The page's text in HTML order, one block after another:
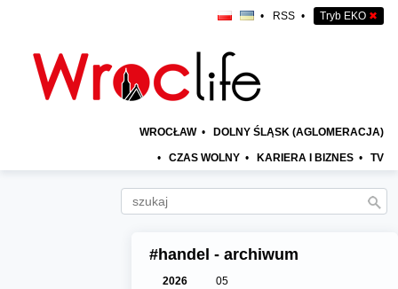
• RSS • Tryb EKO ✖
WROCŁAW • DOLNY ŚLĄSK (AGLOMERACJA)
• CZAS WOLNY • KARIERA I BIZNES • TV
#handel - archiwum
2026
05